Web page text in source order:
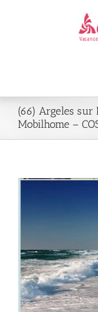
(66) Argeles sur
Mobilhome –